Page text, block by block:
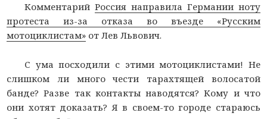
КомментарийРоссия направила Германии ноту
протеста из-за отказа во въезде «Русским
мотоциклистам» от Лев Львович.
С ума посходили с этими мотоциклистами! Не
слишком ли много чести тарахтящей волосатой
банде? Разве так контакты наводятся? Кому и что
они хотят доказать? Я в своем-то городе стараюсь